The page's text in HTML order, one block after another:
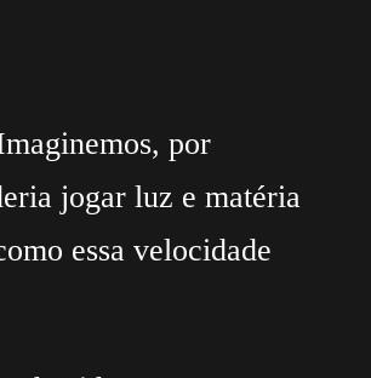
por
jogar luz e matéria
essa velocidade